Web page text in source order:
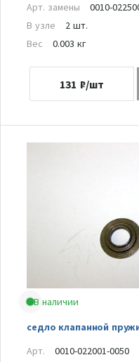
Арт. замены
0010-
В узле
2 шт.
Вес
0.003 кг
131 ₽/шт
В наличии
седло клапанной
Арт.
0010-022001-0050